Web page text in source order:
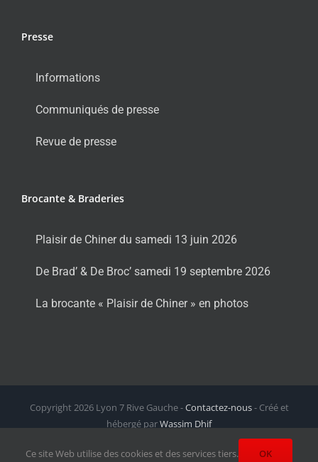
Presse
Informations
Communiqués de presse
Revue de presse
Brocante & Braderies
Plaisir de Chiner du samedi 13 juin 2026
De Brad’ & De Broc’ samedi 19 septembre 2026
La brocante « Plaisir de Chiner » en photos
Copyright 2026 Lyon 7 Rive Gauche -Contactez-nous- Créé et
hébergé parWassim Dhif
Facebook
X InstagramLinkedIn
Email
Ce site Web utilise des cookies et des services tiers. OK